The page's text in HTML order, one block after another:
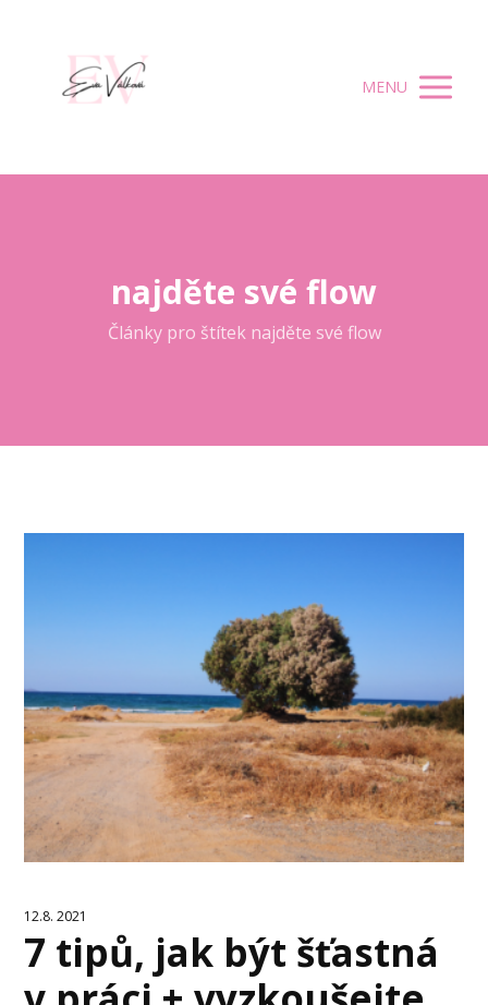
MENU
najděte své flow
Články pro štítek najděte své flow
12.8. 2021
7 tipů, jak být šťastná